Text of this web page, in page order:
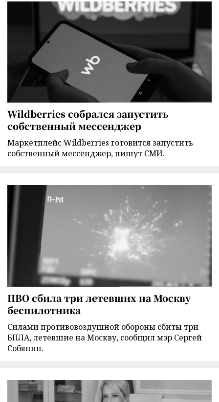
Wildberries собрался запустить
собственный мессенджер
Маркетплейс Wildberries готовится запустить
собственный мессенджер, пишут СМИ.
ПВО сбила три летевших на Москву
беспилотника
Силами противовоздушной обороны сбиты три
БПЛА, летевшие на Москву, сообщил мэр Сергей
Собянин.